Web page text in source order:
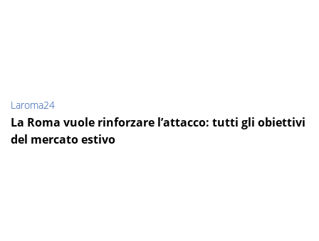
Laroma24
La Roma vuole rinforzare l’attacco: tutti gli obiettivi
del mercato estivo